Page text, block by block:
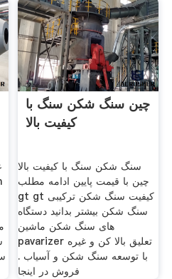
چین سنگ شکن سنگ با
کیفیت بالا
سنگ شکن سنگ با کیفیت بالا
چین با قیمت پایین ادامه مطلب
gt gt کیفیت سنگ شکن ترکیبی
سنگ شکن بیشتر بدانید دستگاه
های سنگ شکن ماشین
pavarizer تعلیق بالا کن و غیره
با توسعه سنگ شکن و آسیاب .
فروش در اینجا